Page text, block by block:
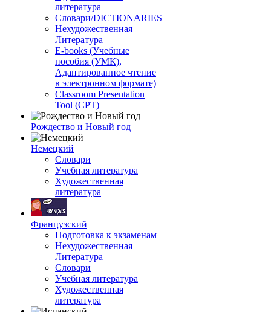
литература
Словари/DICTIONARIES
Нехудожественная
Литература
E-books (Учебные
пособия (УМК),
Адаптированное чтение
в электронном формате)
Classroom Presentation
Tool (CPT)
Рождество и Новый год
Немецкий
Словари
Учебная литература
Художественная
литература
Французский
Подготовка к экзаменам
Нехудожественная
Литература
Словари
Учебная литература
Художественная
литература